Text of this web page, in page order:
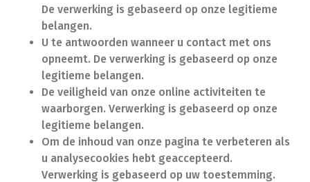
De verwerking is gebaseerd op onze legitieme
belangen.
U te antwoorden wanneer u contact met ons
opneemt. De verwerking is gebaseerd op onze
legitieme belangen.
De veiligheid van onze online activiteiten te
waarborgen. Verwerking is gebaseerd op onze
legitieme belangen.
Om de inhoud van onze pagina te verbeteren als
u analysecookies hebt geaccepteerd.
Verwerking is gebaseerd op uw toestemming.